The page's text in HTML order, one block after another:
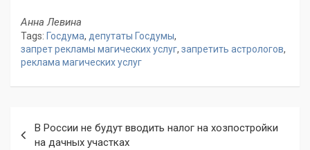
Анна Левина
Tags: Госдума, депутаты Госдумы,
запрет рекламы магических услуг, запретить астрологов,
реклама магических услуг
по
В России не будут вводить налог на хозпостройки
на дачных участках